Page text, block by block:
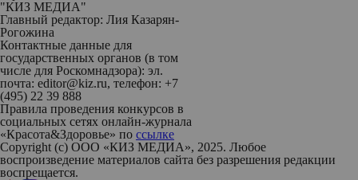
"КИЗ МЕДИА"
Главный редактор: Лия Казарян-
Рогожина
Контактные данные для
государственных органов (в том
числе для Роскомнадзора): эл.
почта: editor@kiz.ru, телефон: +7
(495) 22 39 888
Правила проведения конкурсов в
социальных сетях онлайн-журнала
«Красота&Здоровье» по ссылке
Copyright (с) ООО «КИЗ МЕДИА», 2025. Любое
воспроизведение материалов сайта без разрешения редакции
воспрещается.